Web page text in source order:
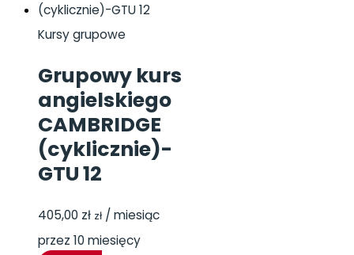
Kursy grupowe
Grupowy kurs
angielskiego
CAMBRIDGE
(cyklicznie)-
GTU 12
405,00 zł zł / miesiąc
przez 10 miesięcy